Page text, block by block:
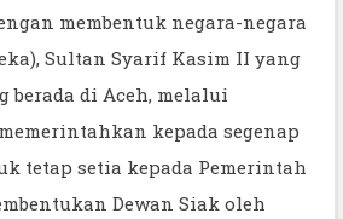
membentuk negara-negara
Sultan Syarif Kasim II yang
berada di Aceh, melalui
kepada segenap
tetap setia kepada Pemerintah
Dewan Siak oleh